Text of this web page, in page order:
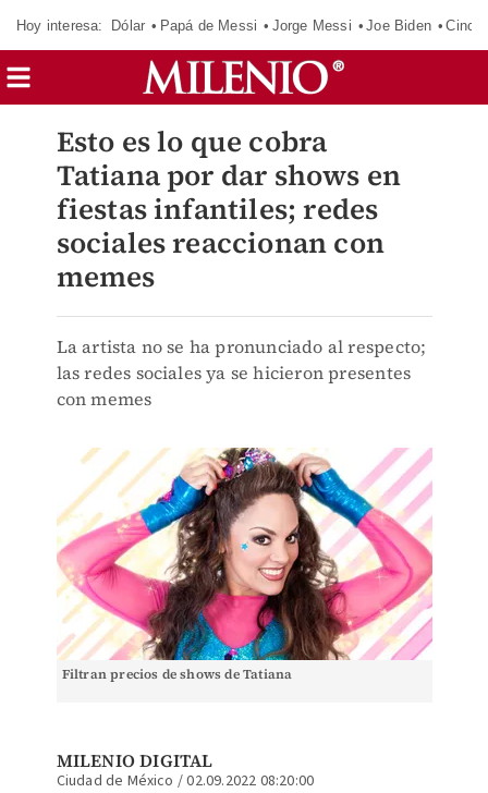
Hoy interesa: Dólar Papá de Messi Jorge Messi Joe Biden
Esto es lo que cobra
Tatiana por dar shows en
fiestas infantiles; redes
sociales reaccionan con
memes
La artista no se ha pronunciado al respecto;
las redes sociales ya se hicieron presentes
con memes
Filtran precios de shows de Tatiana
MILENIO DIGITAL
Ciudad de México /02.09.2022 08:20:00